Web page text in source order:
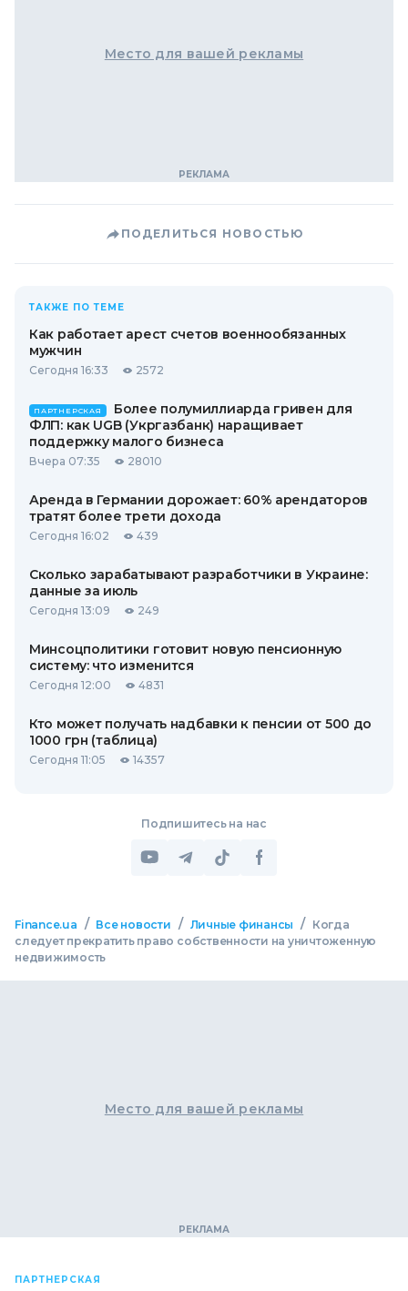
Место для вашей рекламы
ПОДЕЛИТЬСЯ НОВОСТЬЮ
ТАКЖЕ ПО ТЕМЕ
Как работает арест счетов военнообязанных
мужчин
Сегодня 16:33 2572
ПАРТНЕРСКАЯ
Более полумиллиарда гривен для
ФЛП: как UGB (Укргазбанк) наращивает
поддержку малого бизнеса
Вчера 07:35 28010
Аренда в Германии дорожает: 60% арендаторов
тратят более трети дохода
Сегодня 16:02 439
Сколько зарабатывают разработчики в Украине:
данные за июль
Сегодня 13:09 249
Минсоцполитики готовит новую пенсионную
систему: что изменится
Сегодня 12:00 4831
Кто может получать надбавки к пенсии от 500 до
1000 грн (таблица)
Сегодня 11:05 14357
Подпишитесь на нас
Finance.ua / Все новости / Личные финансы /
Когда
следует прекратить право собственности на уничтоженную
недвижимость
Место для вашей рекламы
ПАРТНЕРСКАЯ